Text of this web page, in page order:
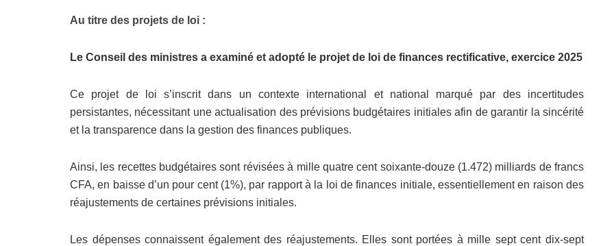
Au titre des projets de loi :
Le Conseil des ministres a examiné et adopté le projet de loi de finances rectificative, exercice 2025
Ce projet de loi s’inscrit dans un contexte international et national marqué par des incertitudes
persistantes, nécessitant une actualisation des prévisions budgétaires initiales afin de garantir la sincérité
et la transparence dans la gestion des finances publiques.
Ainsi, les recettes budgétaires sont révisées à mille quatre cent soixante-douze (1.472) milliards de francs
CFA, en baisse d’un pour cent (1%), par rapport à la loi de finances initiale, essentiellement en raison des
réajustements de certaines prévisions initiales.
Les dépenses connaissent également des réajustements. Elles sont portées à mille sept cent dix-sept